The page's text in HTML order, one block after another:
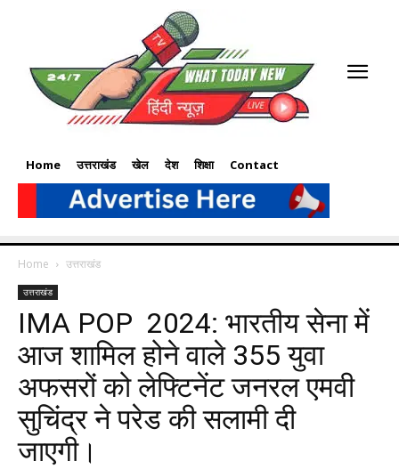
Home उत्तराखंड खेल देश शिक्षा Contact
Home उत्तराखंड
उत्तराखंड
IMA POP 2024: भारतीय सेना में
आज शामिल होने वाले 355 युवा
अफसरों को लेफ्टिनेंट जनरल एमवी
सुचिंद्र ने परेड की सलामी दी
जाएगी।